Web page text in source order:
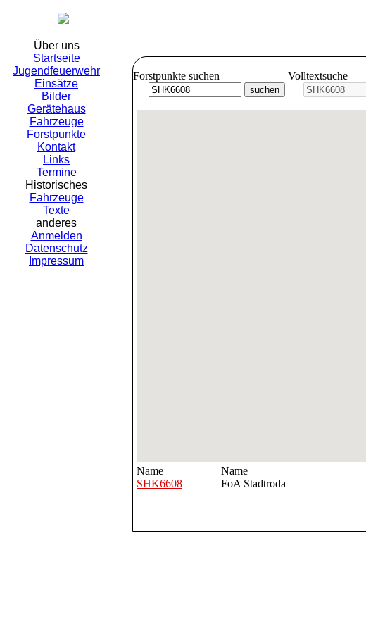
Über uns
Startseite
Jugendfeuerwehr
Einsätze
Bilder
Gerätehaus
Fahrzeuge
Forstpunkte
Kontakt
Links
Termine
Historisches
Fahrzeuge
Texte
anderes
Anmelden
Datenschutz
Impressum
Forstpunkte suchen Volltextsuche
Name Name
SHK6608
FoA Stadtroda